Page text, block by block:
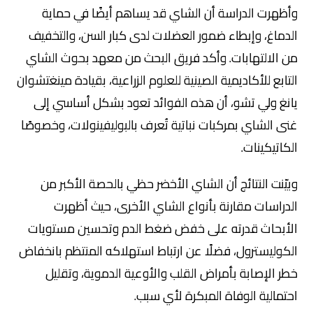
وأظهرت الدراسة أن الشاي قد يساهم أيضًا في حماية
الدماغ، وإبطاء ضمور العضلات لدى كبار السن، والتخفيف
من الالتهابات. وأكد فريق البحث من معهد بحوث الشاي
التابع للأكاديمية الصينية للعلوم الزراعية، بقيادة مينغتشوان
يانغ ولي تشو، أن هذه الفوائد تعود بشكل أساسي إلى
غنى الشاي بمركبات نباتية تُعرف بالبوليفينولات، وخصوصًا
الكاتيكينات.
وبيّنت النتائج أن الشاي الأخضر حظي بالحصة الأكبر من
الدراسات مقارنة بأنواع الشاي الأخرى، حيث أظهرت
الأبحاث قدرته على خفض ضغط الدم وتحسين مستويات
الكوليسترول، فضلًا عن ارتباط استهلاكه المنتظم بانخفاض
خطر الإصابة بأمراض القلب والأوعية الدموية، وتقليل
احتمالية الوفاة المبكرة لأي سبب.